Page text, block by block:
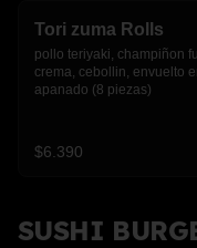
Tori zuma Rolls
pollo teriyaki, champiñon
crema, cebollin, envuelto
apanado (8 piezas)
$6.390
SUSHI